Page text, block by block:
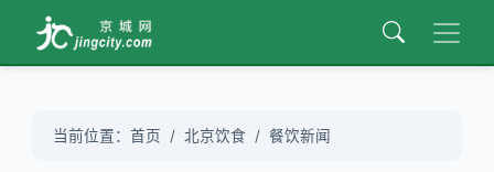
当前位置： 首页 北京饮食 餐饮新闻